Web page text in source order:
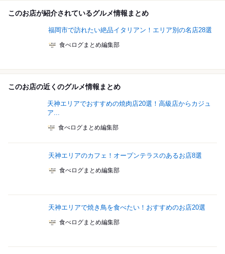
このお店が紹介されているグルメ情報まとめ
福岡市で訪れたい絶品イタリアン！エリア別の名店28選
食べログまとめ編集部
このお店の近くのグルメ情報まとめ
天神エリアでおすすめの焼肉店20選！高級店からカジュ
ア...
食べログまとめ編集部
天神エリアのカフェ！オープンテラスのあるお店8選
食べログまとめ編集部
天神エリアで焼き鳥を食べたい！おすすめのお店20選
食べログまとめ編集部